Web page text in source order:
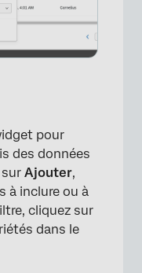
×
pour
des données
Ajouter,
à inclure ou à
cliquez sur
dans le